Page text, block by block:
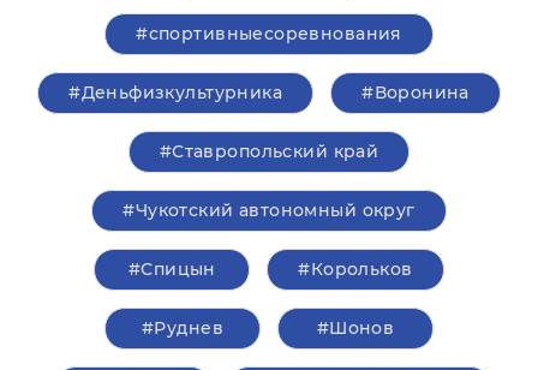
#спортивныесоревнования
#Деньфизкультурника #Воронина
#Ставропольский край
#Чукотский автономный округ
#Спицын #Корольков
#Руднев #Шонов